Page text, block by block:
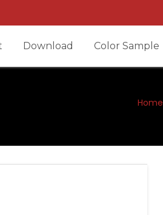
Download Color Sample
Home